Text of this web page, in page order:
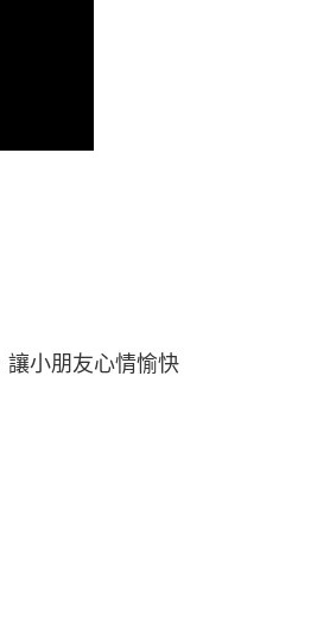
小朋友心情愉快